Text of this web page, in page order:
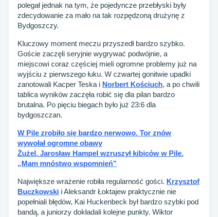
polegał jednak na tym, że pojedyncze przebłyski były
zdecydowanie za mało na tak rozpędzoną drużynę z
Bydgoszczy.
Kluczowy moment meczu przyszedł bardzo szybko.
Goście zaczęli seryjnie wygrywać podwójnie, a
miejscowi coraz częściej mieli ogromne problemy już na
wyjściu z pierwszego łuku. W czwartej gonitwie upadki
zanotowali Kacper Teska i Norbert Kościuch, a po chwili
tablica wyników zaczęła robić się dla pilan bardzo
brutalna. Po pięciu biegach było już 23:6 dla
bydgoszczan.
W Pile zrobiło się bardzo nerwowo. Tor znów
wywołał ogromne obawy
Żużel. Jarosław Hampel wzruszył kibiców w Pile.
„Mam mnóstwo wspomnień”
Największe wrażenie robiła regularność gości. Krzysztof
Buczkowski i Aleksandr Łoktajew praktycznie nie
popełniali błędów, Kai Huckenbeck był bardzo szybki pod
bandą, a juniorzy dokładali kolejne punkty. Wiktor